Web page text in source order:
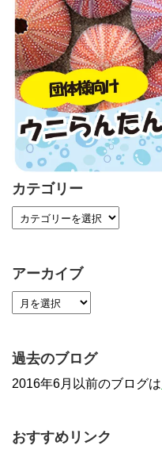
カテゴリー
アーカイブ
過去のブログ
2016年6月以前のブログは
おすすめリンク